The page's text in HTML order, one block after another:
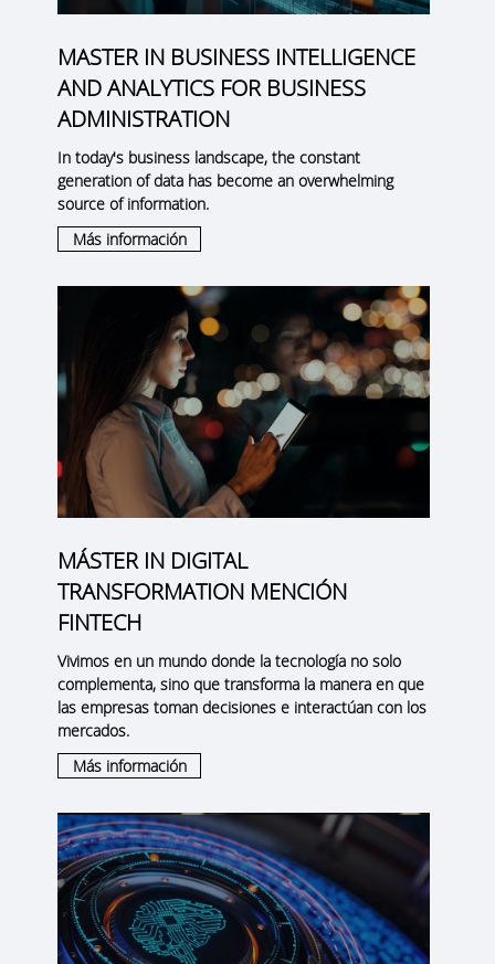
MASTER IN BUSINESS INTELLIGENCE
AND ANALYTICS FOR BUSINESS
ADMINISTRATION
In today's business landscape, the constant
generation of data has become an overwhelming
source of information.
Más información
MÁSTER IN DIGITAL
TRANSFORMATION MENCIÓN
FINTECH
Vivimos en un mundo donde la tecnología no solo
complementa, sino que transforma la manera en que
las empresas toman decisiones e interactúan con los
mercados.
Más información